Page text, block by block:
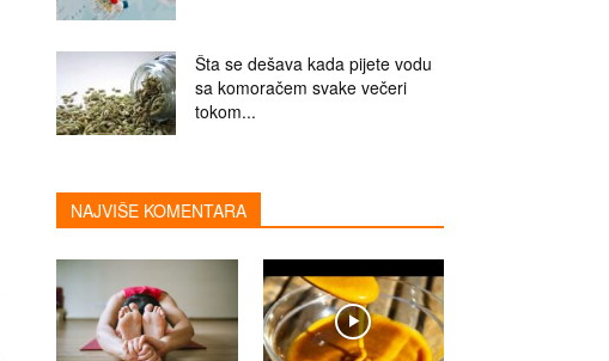
Šta se dešava kada pijete vodu
sa komoračem svake večeri
tokom...
NAJVIŠE KOMENTARA